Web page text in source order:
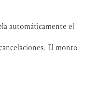
automáticamente el
El monto